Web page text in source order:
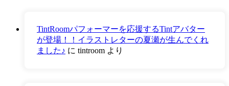
TintRoomパフォーマーを応援するTintアバター
が登場！！イラストレターの夏瀬が生んでくれ
ました♪ に tintroom より